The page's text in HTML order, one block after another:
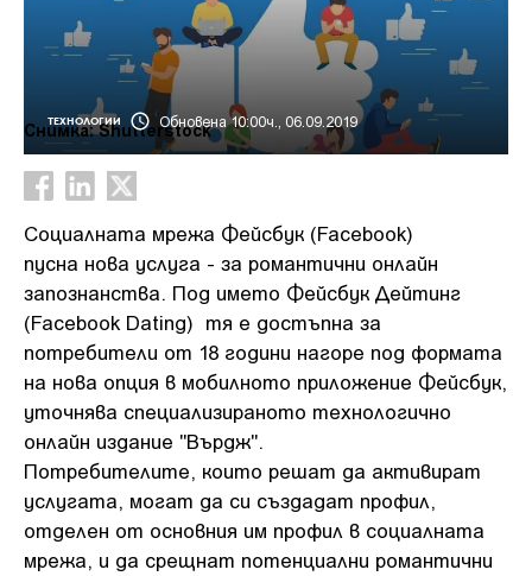
ТЕХНОЛОГИИ Обновена 10:00ч., 06.09.2019
Снимка: Shutterstock
Социалната мрежа Фейсбук (Facebook)
пусна нова услуга - за романтични онлайн
запознанства. Под името Фейсбук Дейтинг
(Facebook Dating) тя е достъпна за
потребители от 18 години нагоре под формата
на нова опция в мобилното приложение Фейсбук,
уточнява специализираното технологично
онлайн издание "Върдж".
Потребителите, които решат да активират
услугата, могат да си създадат профил,
отделен от основния им профил в социалната
мрежа, и да срещнат потенциални романтични